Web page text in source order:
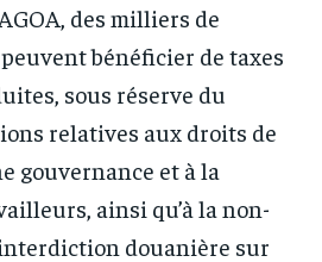
des milliers de
bénéficier de taxes
sous réserve du
relatives aux droits de
gouvernance et à la
ainsi qu’à la non-
douanière sur